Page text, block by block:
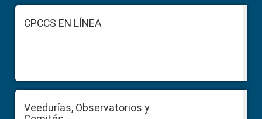
Sidebar
FooterCPCCS EN LÍNEA
Veedurías, Observatorios y